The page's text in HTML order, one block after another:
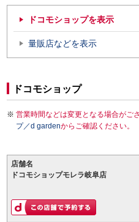
ドコモショップを表示
量販店などを表示
ドコモショップ
営業時間などは変更となる場合がご
プ／d gardenからご確認ください。
店舗名
ドコモショップモレラ岐阜店